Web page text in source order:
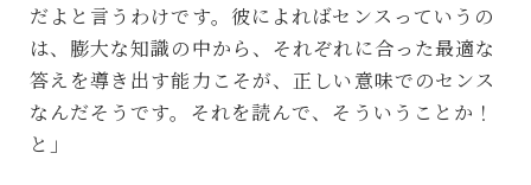
だよと言うわけです。彼によればセンスっていうの
は、膨大な知識の中から、それぞれに合った最適な
答えを導き出す能力こそが、正しい意味でのセンス
なんだそうです。それを読んで、そういうことか！
と」